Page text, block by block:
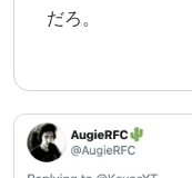
だろ。